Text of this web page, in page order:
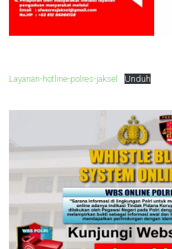
Layanan-hotline-polres-jaksel Unduh